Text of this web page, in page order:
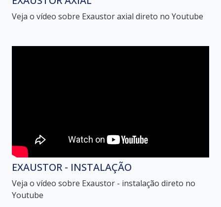
Veja o vídeo sobre Exaustor axial direto no Youtube
EXAUSTOR - INSTALAÇÃO
Veja o vídeo sobre Exaustor - instalação direto no
Youtube